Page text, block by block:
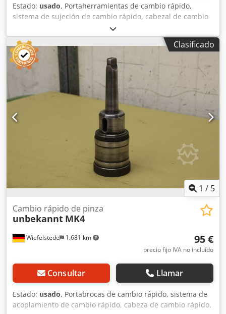
Estado: usado, Portaherramientas de cambio rápido,
sistema de sujeción de cambio rápido, cabezal de cambio
rápido, mandril de perforación de sujeción rápida, inserto
de cambio rápido -Eje de sujeción: SK60 -2 bujes: MK1 -2
bujes: MK2 -2 bujes: MK3 Dcsdpfjctlaujx Aiiek -2 bujes:
MK4 -2 bujes: MK5 -Peso: 48 kg
Clasificado
1 / 5
Wiefelstede 1.681 km
Cambio rápido de pinza
unbekannt MK4
95 €
precio fijo IVA no incluído
Consultar Llamar
Estado: usado, Portabrocas de cambio rápido, sistema de
acoplamiento de cambio rápido, cabeza de cambio rápido,